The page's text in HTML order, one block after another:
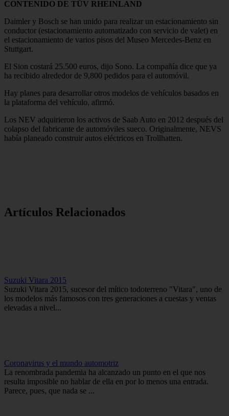
CONTENIDO DE TÜV RHEINLAND
Daimler y Bosch se han unido para realizar un estacionamiento sin
conductor (estacionamiento automatizado con servicio de valet) en
el estacionamiento de varios pisos del Museo Mercedes-Benz en
Stuttgart.
El Sion costará 25.500 euros, dijo Sono. La compañía dice que ya
ha recibido alrededor de 9,800 pedidos para el automóvil.
Hay planes para desarrollar otros modelos de vehículos basados ​​en
la plataforma del vehículo, afirmó.
Los NEV adquirieron los activos de Saab Auto en 2012 después del
colapso del fabricante de automóviles sueco. Originalmente, NEVS
había planeado construir autos eléctricos en Trollhatten.
Artículos Relacionados
Suzuki Vitara 2015
Suzuki Vitara 2015, sucesor del mítico todoterreno "Vitara", uno de
los modelos más famosos con tres generaciones a cuestas y ventas
elevadas a nivel...
Coronavirus y el mundo automotriz
La renombrada pandemia ha alcanzado un punto en el que nos
resulta imposible no hablar de ella en por lo menos una entrada.
Parece, pues, que nada se ...